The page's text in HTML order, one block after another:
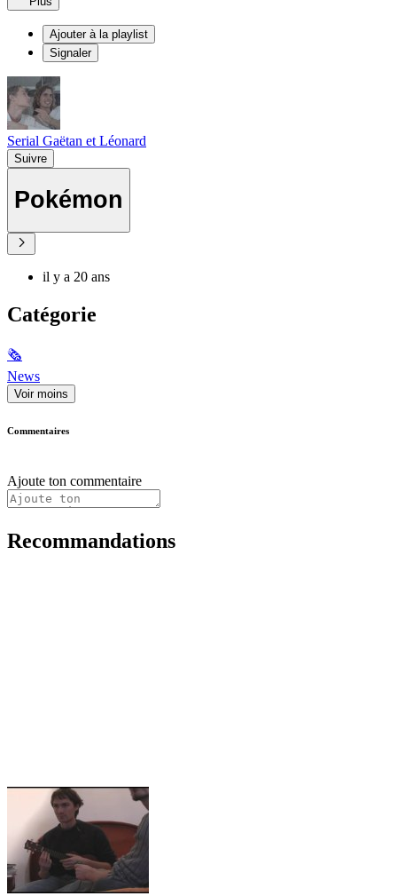
Ajouter à la playlist
Signaler
Serial Gaëtan et Léonard
Suivre
Pokémon
il y a 20 ans
Catégorie
🗞
News
Voir moins
Commentaires
Ajoute ton commentaire
Recommandations